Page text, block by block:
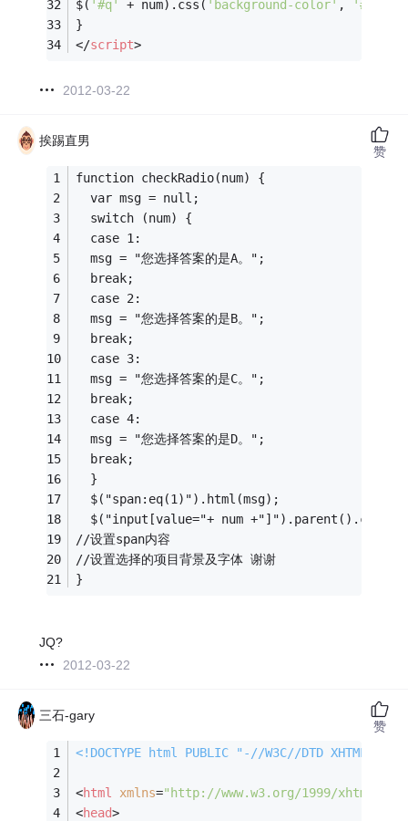
$( '#q' + num).css( 'background-color' ,
}
</script>
2012-03-22
挨踢直男
function checkRadio(num) {
  var msg = null;
  switch (num) {
  case 1:
  msg = "您选择答案的是A。";
  break;
  case 2:
  msg = "您选择答案的是B。";
  break;
  case 3:
  msg = "您选择答案的是C。";
  break;
  case 4:
  msg = "您选择答案的是D。";
  break;
  }
  $("span:eq(1)").html(msg);
$("input[value="+ num
//设置span内容
//设置选择的项目背景及字体 谢谢
}
JQ?
2012-03-22
赞
三石-gary
<!DOCTYPE html PUBLIC "-//W3C//DTD XHTML
<html xmlns="http://www.w3.org/1999/xhtml"
<head>
赞